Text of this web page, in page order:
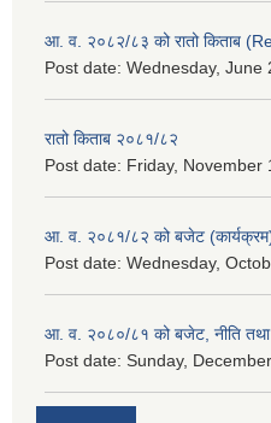
आ. व. २०८२/८३ को रातो किताब
Post date: Wednesday, June
रातो किताब २०८१/८२
Post date: Friday, November
आ. व. २०८१/८२ को बजेट
Post date: Wednesday,
आ. व. २०८०/८१ को बजेट, नीति
Post date: Sunday,